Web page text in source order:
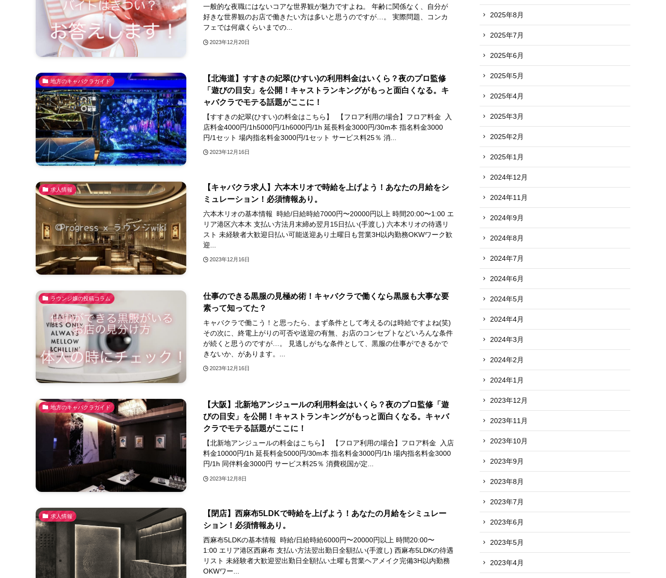
一般的な夜職にはないコアな世界観が魅力ですよね。 年齢に関係なく、自分が
好きな世界観のお店で働きたい方は多いと思うのですが…。 実際問題、コンカ
フェでは何歳くらいまでの...
2023年12月20日
地方のキャバクラガイド
【北海道】すすきの妃翠(ひすい)の利用料金はいくら？夜のプロ監修
「遊びの目安」を公開！キャストランキングがもっと面白くなる。キ
ャバクラでモテる話題がここに！
【すすきの妃翠(ひすい)の料金はこちら】 【フロア利用の場合】フロア料金 入
店料金4000円/1h5000円/1h6000円/1h 延長料金3000円/30m本 指名料金3000
円/1セット 場内指名料金3000円/1セット サービス料25％ 消...
2023年12月16日
求人情報
【キャバクラ求人】六本木リオで時給を上げよう！あなたの月給をシ
ミュレーション！必須情報あり。
六本木リオの基本情報 時給/日給時給7000円〜20000円以上 時間20:00〜1:00 エ
リア港区六本木 支払い方法月末締め翌月15日払い(手渡し) 六本木リオの待遇リ
スト 未経験者大歓迎日払い可能送迎あり土曜日も営業3H以内勤務OKWワーク歓
迎...
2023年12月16日
ラウンジ嬢の投稿コラム
仕事のできる黒服の見極め術！キャバクラで働くなら黒服も大事な要
素って知ってた？
キャバクラで働こう！と思ったら、まず条件として考えるのは時給ですよね(笑)
その次に、終電上がりの可否や送迎の有無、お店のコンセプトなどいろんな条件
が続くと思うのですが…。 見逃しがちな条件として、黒服の仕事ができるかで
きないか、があります。...
2023年12月16日
地方のキャバクラガイド
【大阪】北新地アンジュールの利用料金はいくら？夜のプロ監修「遊
びの目安」を公開！キャストランキングがもっと面白くなる。キャバ
クラでモテる話題がここに！
【北新地アンジュールの料金はこちら】 【フロア利用の場合】フロア料金 入店
料金10000円/1h 延長料金5000円/30m本 指名料金3000円/1h 場内指名料金3000
円/1h 同伴料金3000円 サービス料25％ 消費税国が定...
2023年12月8日
求人情報
【閉店】西麻布5LDKで時給を上げよう！あなたの月給をシミュレー
ション！必須情報あり。
西麻布5LDKの基本情報 時給/日給時給6000円〜20000円以上 時間20:00〜
1:00 エリア港区西麻布 支払い方法翌出勤日全額払い(手渡し) 西麻布5LDKの待遇
リスト 未経験者大歓迎翌出勤日全額払い土曜も営業ヘアメイク完備3H以内勤務
OKWワー...
2025年8月
2025年7月
2025年6月
2025年5月
2025年4月
2025年3月
2025年2月
2025年1月
2024年12月
2024年11月
2024年9月
2024年8月
2024年7月
2024年6月
2024年5月
2024年4月
2024年3月
2024年2月
2024年1月
2023年12月
2023年11月
2023年10月
2023年9月
2023年8月
2023年7月
2023年6月
2023年5月
2023年4月